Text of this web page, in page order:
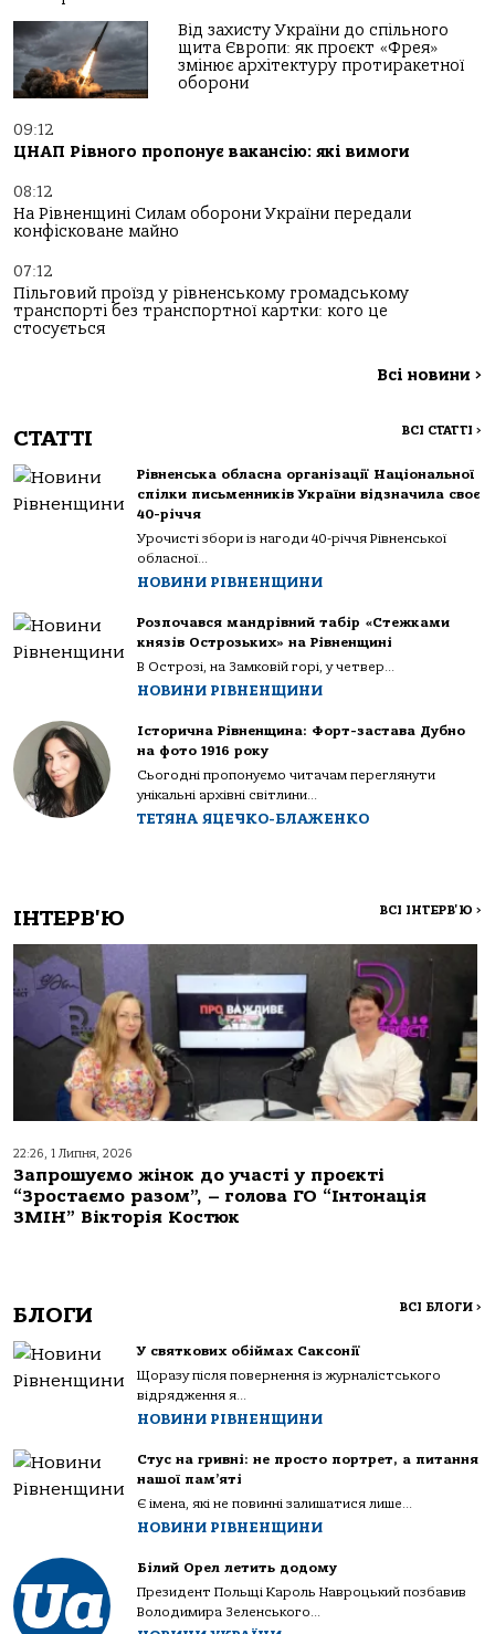
Від захисту України до спільного
щита Європи: як проєкт «Фрея»
змінює архітектуру протиракетної
оборони
09:12
ЦНАП Рівного пропонує вакансію: які вимоги
08:12
На Рівненщині Силам оборони України передали
конфісковане майно
07:12
Пільговий проїзд у рівненському громадському
транспорті без транспортної картки: кого це
стосується
Всі новини >
СТАТТІ ВСІ СТАТТІ >
Рівненська обласна організації Національної
спілки письменників України відзначила своє
40-річчя
Урочисті збори із нагоди 40-річчя Рівненської
обласної...
НОВИНИ РІВНЕНЩИНИ
Розпочався мандрівний табір «Стежками
князів Острозьких» на Рівненщині
В Острозі, на Замковій горі, у четвер...
НОВИНИ РІВНЕНЩИНИ
Історична Рівненщина: Форт-застава Дубно
на фото 1916 року
Сьогодні пропонуємо читачам переглянути
унікальні архівні світлини...
ТЕТЯНА ЯЦЕЧКО-БЛАЖЕНКО
ІНТЕРВ'Ю ВСІ ІНТЕРВ'Ю >
22:26, 1 Липня, 2026
Запрошуємо жінок до участі у проєкті
“Зростаємо разом”, – голова ГО “Інтонація
ЗМІН” Вікторія Костюк
БЛОГИ ВСІ БЛОГИ >
У святкових обіймах Саксонії
Щоразу після повернення із журналістського
відрядження я...
НОВИНИ РІВНЕНЩИНИ
Стус на гривні: не просто портрет, а питання
нашої пам’яті
Є імена, які не повинні залишатися лише...
НОВИНИ РІВНЕНЩИНИ
Білий Орел летить додому
Президент Польщі Кароль Навроцький позбавив
Володимира Зеленського...